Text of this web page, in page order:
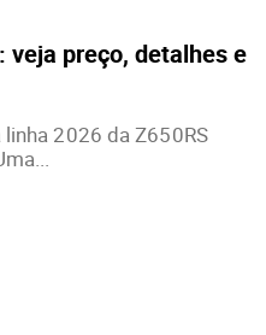
veja preço, detalhes e
2026 da Z650RS